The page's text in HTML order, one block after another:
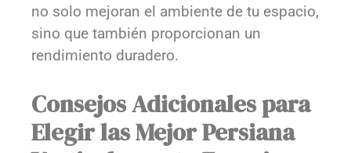
no solo mejoran el ambiente de tu espacio,
sino que también proporcionan un
rendimiento duradero.
Consejos Adicionales para
Elegir las Mejor Persiana